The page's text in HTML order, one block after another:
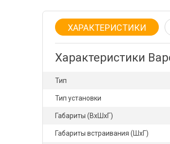
ХАРАКТЕРИСТИКИ
Характеристики
Тип
Тип установки
Габариты (ВхШхГ)
Габариты встраивания (ШхГ)